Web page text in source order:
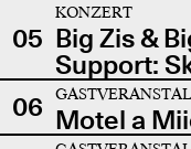
05
KONZERT
Big Zis &
Support:
06 Motel a